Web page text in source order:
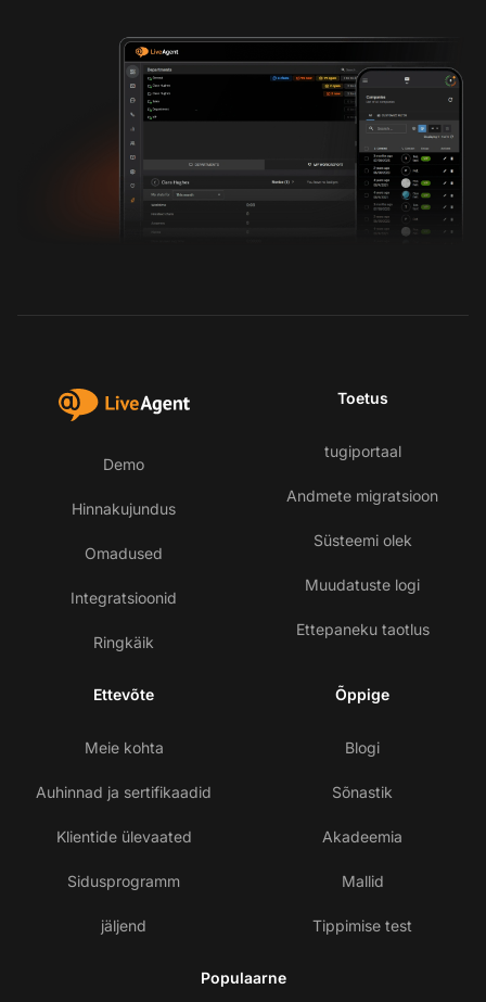
Demo
Hinnakujundus
Omadused
Integratsioonid
Ringkäik
Toetus
tugiportaal
Andmete migratsioon
Süsteemi olek
Muudatuste logi
Ettepaneku taotlus
Ettevõte
Meie kohta
Auhinnad ja sertifikaadid
Klientide ülevaated
Sidusprogramm
jäljend
Õppige
Blogi
Sõnastik
Akadeemia
Mallid
Tippimise test
Populaarne